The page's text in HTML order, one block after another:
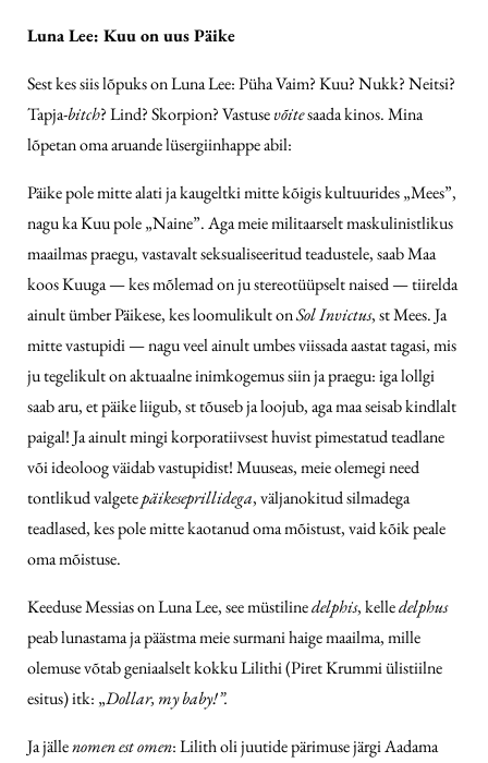
Luna Lee: Kuu on uus Päike
Sest kes siis lõpuks on Luna Lee: Püha Vaim? Kuu? Nukk? Neitsi?
Tapja-bitch? Lind? Skorpion? Vastusevõitesaada kinos. Mina
lõpetan oma aruande lüsergiinhappe abil:
Päike pole mitte alati ja kaugeltki mitte kõigis kultuurides „Mees”,
nagu ka Kuu pole „Naine”. Aga meie militaarselt maskulinistlikus
maailmas praegu, vastavalt seksualiseeritud teadustele, saab Maa
koos Kuuga — kes mõlemad on ju stereotüüpselt naised — tiirelda
ainult ümber Päikese, kes loomulikult onSol Invictus, st Mees. Ja
mitte vastupidi — nagu veel ainult umbes viissada aastat tagasi, mis
ju tegelikult on aktuaalne inimkogemus siin ja praegu: iga lollgi
saab aru, et päike liigub, st tõuseb ja loojub, aga maa seisab kindlalt
paigal! Ja ainult mingi korporatiivsest huvist pimestatud teadlane
või ideoloog väidab vastupidist! Muuseas, meie olemegi need
tontlikud valgetepäikeseprillidega, väljanokitud silmadega
teadlased, kes pole mitte kaotanud oma mõistust, vaid kõik peale
oma mõistuse.
Keeduse Messias on Luna Lee, see müstilinedelphis, kelledelphus
peab lunastama ja päästma meie surmani haige maailma, mille
olemuse võtab geniaalselt kokku Lilithi (Piret Krummi ülistiilne
esitus) itk: „Dollar, my baby!”.
Ja jällenomen est omen: Lilith oli juutide pärimuse järgi Aadama